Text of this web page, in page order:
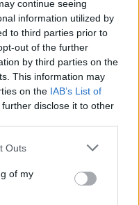
continue seeing
information utilized by
to third parties prior to
out of the further
by third parties on the
This information may
on the IAB’s List of
disclose it to other
Outs
of my
News: